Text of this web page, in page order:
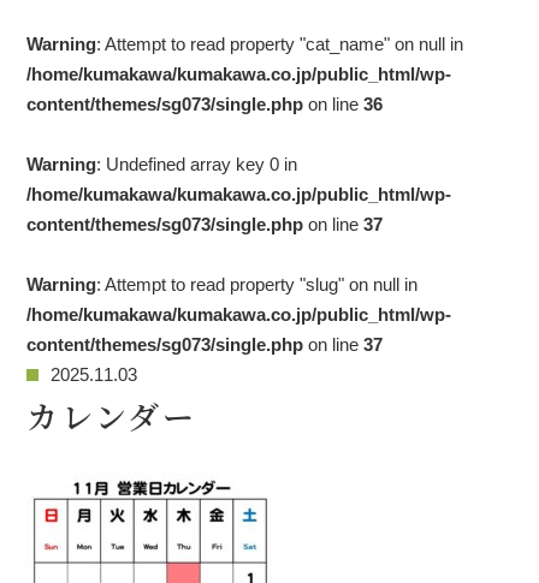
Warning: Attempt to read property "cat_name" on null in
/home/kumakawa/kumakawa.co.jp/public_html/wp-
content/themes/sg073/single.php on line36
Warning: Undefined array key 0 in
/home/kumakawa/kumakawa.co.jp/public_html/wp-
content/themes/sg073/single.php on line37
Warning: Attempt to read property "slug" on null in
/home/kumakawa/kumakawa.co.jp/public_html/wp-
content/themes/sg073/single.php on line37
2025.11.03
カレンダー